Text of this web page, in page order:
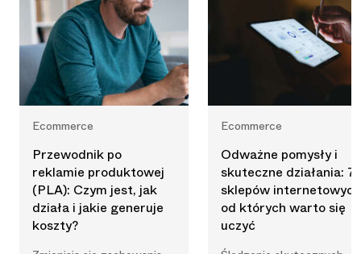
Ecommerce
Przewodnik po
reklamie produktowej
(PLA): Czym jest, jak
działa i jakie generuje
koszty?
Ecommerce
Odważne pomysły i
skuteczne działania: 7
sklepów
od których warto się
uczyć